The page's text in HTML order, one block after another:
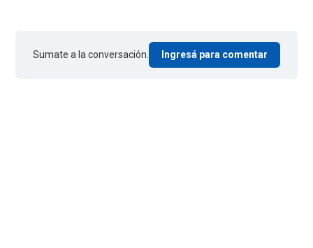
Sumate a la conversación. Ingresá para comentar